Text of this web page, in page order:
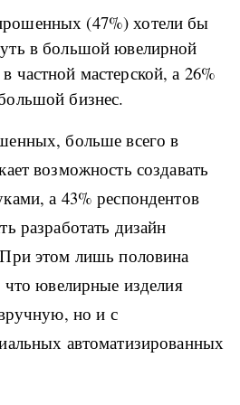
(47%) хотели бы
в большой ювелирной
мастерской, а 26%
бизнес.
больше всего в
возможность создавать
а 43% респондентов
разработать дизайн
этом лишь половина
ювелирные изделия
но и с
автоматизированных